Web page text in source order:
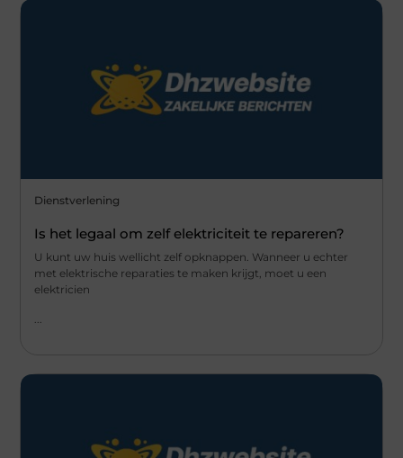
Dienstverlening
Is het legaal om zelf elektriciteit te repareren?
U kunt uw huis wellicht zelf opknappen. Wanneer u echter
met elektrische reparaties te maken krijgt, moet u een
elektricien